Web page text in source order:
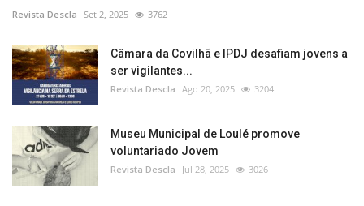
Revista Descla Set 2, 2025 3762
Câmara da Covilhã e IPDJ desafiam jovens a
ser vigilantes...
Revista Descla Ago 20, 2025 3204
Museu Municipal de Loulé promove
voluntariado Jovem
Revista Descla Jul 28, 2025 3026